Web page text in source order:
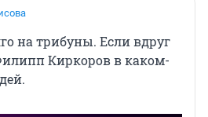
на трибуны. Если вдруг
Киркоров в каком-